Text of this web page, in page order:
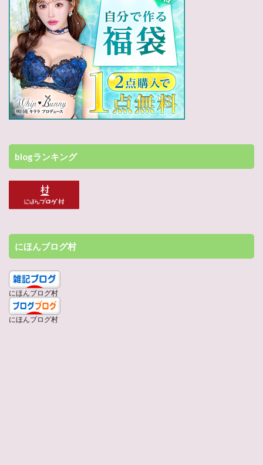
blogランキング
にほんブログ村
にほんブログ村
にほんブログ村